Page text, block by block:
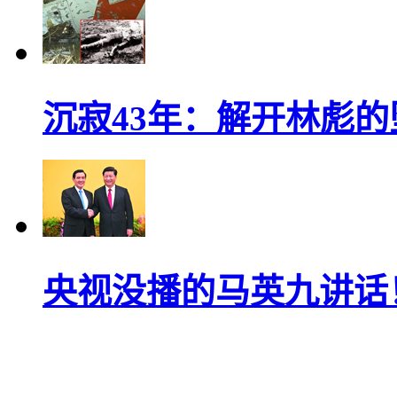
沉寂43年：解开林彪
央视没播的马英九讲